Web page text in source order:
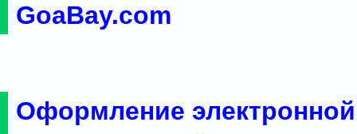
GoaBay.com
Оформление электронной